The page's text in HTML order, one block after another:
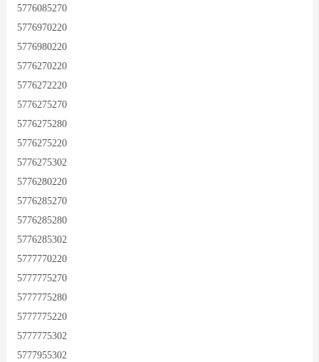
5776085270
5776970220
5776980220
5776270220
5776272220
5776275270
5776275280
5776275220
5776275302
5776280220
5776285270
5776285280
5776285302
5777770220
5777775270
5777775280
5777775220
5777775302
5777955302